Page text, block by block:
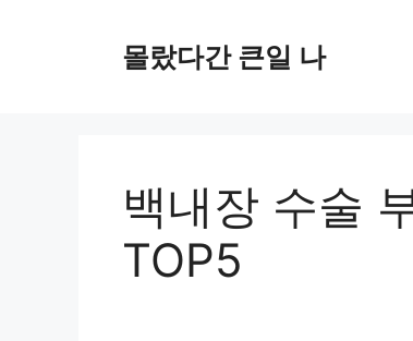
몰랐다간 큰일 나
백내장 수술
TOP5